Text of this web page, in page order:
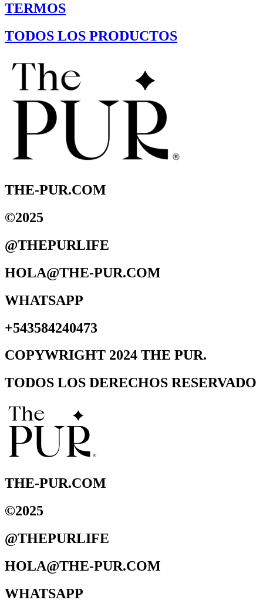
TERMOS
TODOS LOS PRODUCTOS
THE-PUR.COM
©2025
@THEPURLIFE
HOLA@THE-PUR.COM
WHATSAPP
+543584240473
COPYWRIGHT 2024 THE PUR.
TODOS LOS DERECHOS RESERVADO
THE-PUR.COM
©2025
@THEPURLIFE
HOLA@THE-PUR.COM
WHATSAPP